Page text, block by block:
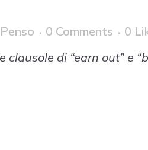
0 Comments 0
di “earn out” e